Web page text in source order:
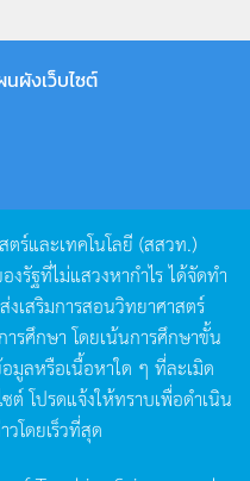
นผังเว็บไซต์
ร์และเทคโนโลยี (สสวท.)
งรัฐที่ไม่แสวงหากำไรได้จัดทำ
งเสริมการสอนวิทยาศาสตร์
รศึกษา โดยเน้นการศึกษาขั้น
มูลหรือเนื้อหาใด ๆ ที่ละเมิด
ต์โปรดแจ้งให้ทราบเพื่อดำเนิน
โดยเร็วที่สุด